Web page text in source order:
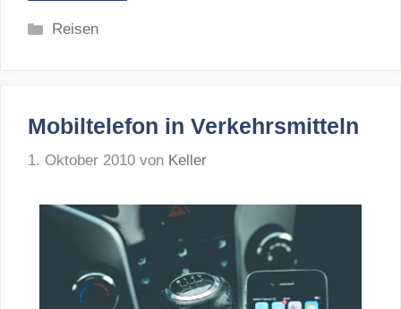
Kategorien
Reisen
Mobiltelefon in Verkehrsmitteln
1. Oktober 2010 von Keller